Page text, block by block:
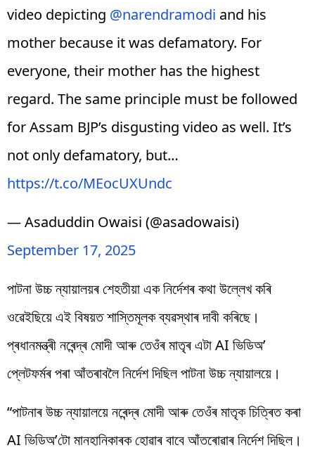
video depicting @narendramodi and his
mother because it was defamatory. For
everyone, their mother has the highest
regard. The same principle must be followed
for Assam BJP’s disgusting video as well. It’s
not only defamatory, but…
https://t.co/MEocUXUndc
— Asaduddin Owaisi (@asadowaisi)
September 17, 2025
পাটনা উচ্চ ন্যায়ালয়ৰ শেহতীয়া এক নিৰ্দেশৰ কথা উল্লেখ কৰি
ওৱেইছিয়ে এই বিষয়ত শাস্তিমূলক ব্যৱস্থাৰ দাবী কৰিছে।
প্ৰধানমন্ত্ৰী নৰেন্দ্ৰ মোদী আৰু তেওঁৰ মাতৃৰ এটা AI ভিডিঅ’
প্লেটফৰ্মৰ পৰা আঁতৰাবলৈ নিৰ্দেশ দিছিল পাটনা উচ্চ ন্যায়ালয়ে।
“পাটনাৰ উচ্চ ন্যায়ালয়ে নৰেন্দ্ৰ মোদী আৰু তেওঁৰ মাতৃক চিত্ৰিত কৰা
AI ভিডিঅ’টো মানহানিকাৰক হোৱাৰ বাবে আঁতৰোৱাৰ নিৰ্দেশ দিছিল।